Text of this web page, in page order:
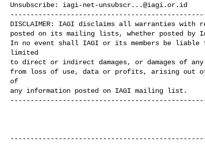
Unsubscribe: iagi-net-unsubscr...@iagi.or.id
DISCLAIMER: IAGI disclaims all warranties with
posted on its mailing lists, whether posted by
In no event shall IAGI or its members be
limited
to direct or indirect damages, or damages of
from loss of use, data or profits, arising out
of
any information posted on IAGI mailing list.